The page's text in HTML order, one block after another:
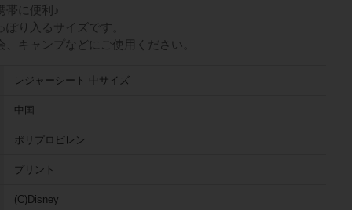
帯に便利♪
り入るサイズです。
キャンプなどにご使用ください。
レジャーシート 中サイズ
中国
ポリプロピレン
プリント
(C)Disney